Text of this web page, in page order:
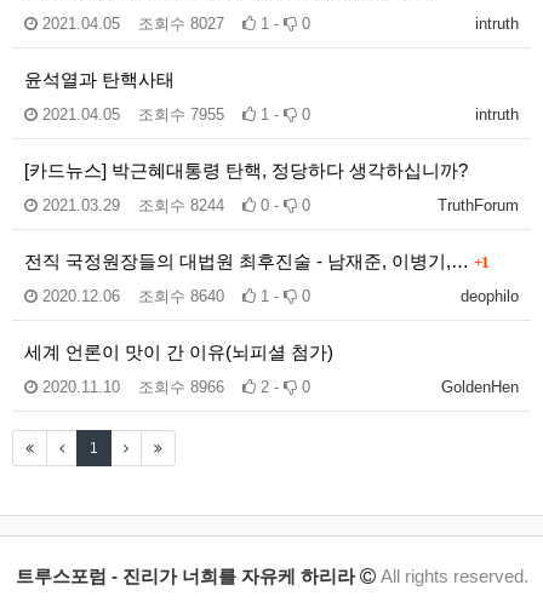
intruth
2021.04.05 조회수 8027 1 - 0
윤석열과 탄핵사태
intruth
2021.04.05 조회수 7955 1 - 0
[카드뉴스] 박근혜대통령 탄핵, 정당하다 생각하십니까?
TruthForum
2021.03.29 조회수 8244 0 - 0
전직 국정원장들의 대법원 최후진술 - 남재준, 이병기,… +1
deophilo
2020.12.06 조회수 8640 1 - 0
세계 언론이 맛이 간 이유(뇌피셜 첨가)
GoldenHen
2020.11.10 조회수 8966 2 - 0
1
트루스포럼 - 진리가 너희를 자유케 하리라 All rights reserved.